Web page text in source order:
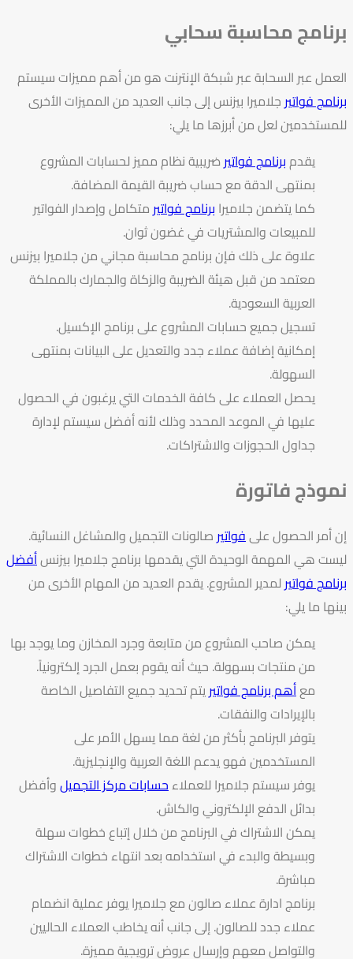
برنامج محاسبة سحابي
العمل عبر السحابة عبر شبكة الإنترنت هو من أهم مميزات سيستم
برنامج فواتيرجلاميرا بيزنس إلى جانب العديد من المميزات الأخرى
للمستخدمين لعل من أبرزها ما يلي:
يقدمبرنامج فواتير ضريبية نظام مميز لحسابات المشروع
بمنتهى الدقة مع حساب ضريبة القيمة المضافة.
كما يتضمن جلاميرا برنامج فواتيرمتكامل وإصدار الفواتير
للمبيعات والمشتريات في غضون ثوان.
علاوة على ذلك فإن برنامج محاسبة مجاني من جلاميرا بيزنس
معتمد من قبل هيئة الضريبة والزكاة والجمارك بالمملكة
العربية السعودية.
تسجيل جميع حسابات المشروع على برنامج الإكسيل.
إمكانية إضافة عملاء جدد والتعديل على البيانات بمنتهى
السهولة.
يحصل العملاء على كافة الخدمات التي يرغبون في الحصول
عليها في الموعد المحدد وذلك لأنه أفضل سيستم لإدارة
جداول الحجوزات والاشتراكات.
نموذج فاتورة
إن أمر الحصول علىفواتيرصالونات التجميل والمشاغل النسائية.
ليست هي المهمة الوحيدة التي يقدمها برنامج جلاميرا بيزنسأفضل
برنامج فواتيرلمدير المشروع. يقدم العديد من المهام الأخرى من
بينها ما يلي:
يمكن صاحب المشروع من متابعة وجرد المخازن وما يوجد بها
من منتجات بسهولة. حيث أنه يقوم بعمل الجرد إلكترونياً.
معأهم برنامج فواتيريتم تحديد جميع التفاصيل الخاصة
بالإيرادات والنفقات.
يتوفر البرنامج بأكثر من لغة مما يسهل الأمر على
المستخدمين فهو يدعم اللغة العربية والإنجليزية.
يوفر سيستم جلاميرا للعملاءحسابات مركز التجميلوأفضل
بدائل الدفع الإلكتروني والكاش.
يمكن الاشتراك في البرنامج من خلال إتباع خطوات سهلة
وبسيطة والبدء في استخدامه بعد انتهاء خطوات الاشتراك
مباشرة.
برنامج ادارة عملاء صالون مع جلاميرا يوفر عملية انضمام
عملاء جدد للصالون. إلى جانب أنه يخاطب العملاء الحاليين
والتواصل معهم وإرسال عروض ترويجية مميزة.